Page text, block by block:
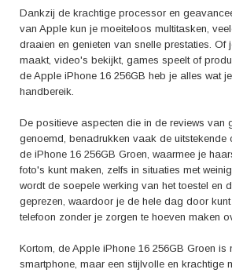
Dankzij de krachtige processor en
van Apple kun je moeiteloos multitasken,
draaien en genieten van snelle prestaties. Of
maakt, video's bekijkt, games speelt of
de Apple iPhone 16 256GB heb je alles wat
handbereik.
De positieve aspecten die in de reviews van
genoemd, benadrukken vaak de uitstekende
de iPhone 16 256GB Groen, waarmee je
foto's kunt maken, zelfs in situaties met
wordt de soepele werking van het toestel en
geprezen, waardoor je de hele dag door
telefoon zonder je zorgen te hoeven maken
Kortom, de Apple iPhone 16 256GB Groen is
smartphone, maar een stijlvolle en krachtige